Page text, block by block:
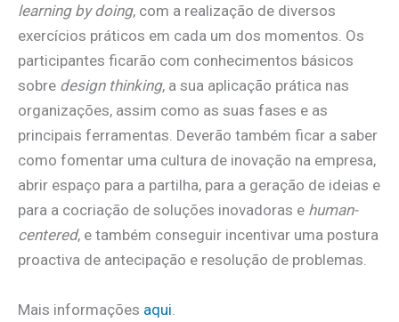
learning by doing, com a realização de diversos
exercícios práticos em cada um dos momentos. Os
participantes ficarão com conhecimentos básicos
sobre design thinking, a sua aplicação prática nas
organizações, assim como as suas fases e as
principais ferramentas. Deverão também ficar a saber
como fomentar uma cultura de inovação na empresa,
abrir espaço para a partilha, para a geração de ideias e
para a cocriação de soluções inovadoras e human-
centered, e também conseguir incentivar uma postura
proactiva de antecipação e resolução de problemas.
Mais informações aqui